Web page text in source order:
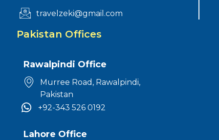
travelzeki@gmail.com
Pakistan Offices
Rawalpindi Office
Murree Road, Rawalpindi,
Pakistan
+92-343 526 0192
Lahore Office